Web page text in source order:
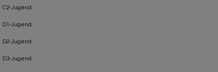
C2-Jugend
D1-Jugend
D2-Jugend
D3-Jugend